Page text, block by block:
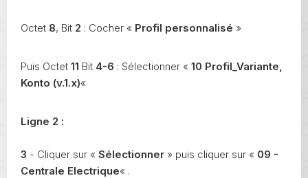
Octet 8, Bit 2 : Cocher « Profil personnalisé »
Puis Octet 11 Bit 4-6 : Sélectionner « 10 Profil_Variante,
Konto (v.1.x)«
Ligne 2 :
3 - Cliquer sur « Sélectionner » puis cliquer sur « 09 -
Centrale Electrique« .